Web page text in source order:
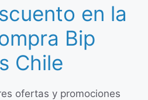
en la
Bip
Chile
ofertas y promociones